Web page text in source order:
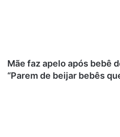
Mãe faz apelo após bebê
“Parem de beijar bebês